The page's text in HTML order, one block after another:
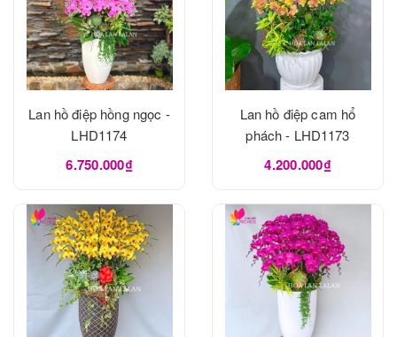
Lan hồ điệp hồng ngọc -
LHD1174
6.750.000₫
Lan hồ điệp cam hổ
phách - LHD1173
4.200.000₫